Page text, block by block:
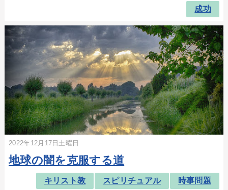
成功
2022年12月17日土曜日
地球の闇を克服する道
キリスト教 スピリチュアル
時事問題